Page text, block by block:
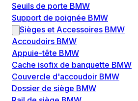
Seuils de porte BMW
Support de poignée BMW
Sièges et Accessoires BMW
Accoudoirs BMW
Appuie-tête BMW
Cache isofix de banquette BMW
Couvercle d'accoudoir BMW
Dossier de siège BMW